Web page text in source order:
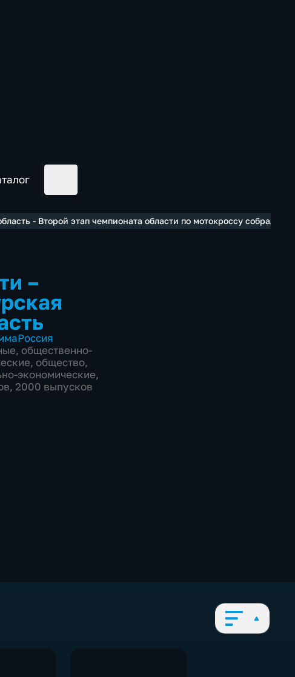
- Второй этап чемпионата области по мотокроссу собрал
–
Россия
, общественно-
, общество,
экономические,
2000 выпусков